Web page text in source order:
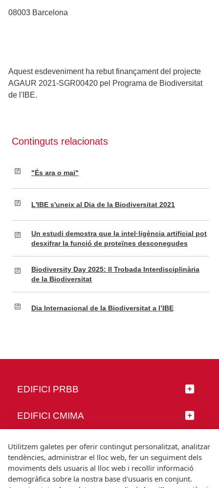
08003 Barcelona
Aquest esdeveniment ha rebut finançament del projecte
AGAUR 2021-SGR00420 pel Programa de Biodiversitat
de l'IBE.
Continguts relacionats
"És ara o mai"
L'IBE s'uneix al Dia de la Biodiversitat 2021
Un estudi demostra que la intel·ligència artificial pot
desxifrar la funció de proteïnes desconegudes
Biodiversity Day 2025: II Trobada Interdisciplinària
de la Biodiversitat
Dia Internacional de la Biodiversitat a l’IBE
EDIFICI PRBB
EDIFICI CMIMA
SEGUEIX-NOS
Utilitzem galetes per oferir contingut personalitzat, analitzar
tendències, administrar el lloc web, fer un seguiment dels
moviments dels usuaris al lloc web i recollir informació
demogràfica sobre la nostra base d'usuaris en conjunt.